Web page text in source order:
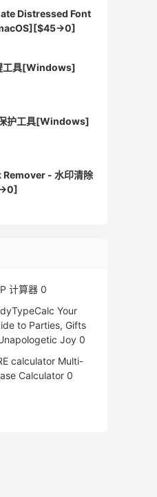
Distressed Font
工具[Windows]
护工具[Windows]
- 水印清除
计算器 0
Your
to Parties, Gifts
Joy 0
calculator Multi-
Calculator 0